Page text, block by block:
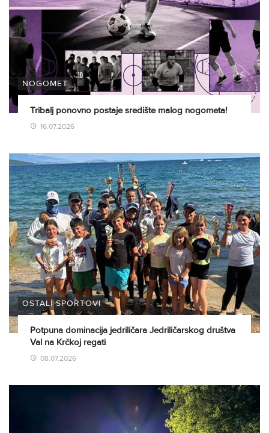
NOGOMET
Tribalj ponovno postaje središte malog nogometa!
16.07.2026
OSTALI SPORTOVI
Potpuna dominacija jedriličara Jedriličarskog društva
Val na Krčkoj regati
08.07.2026